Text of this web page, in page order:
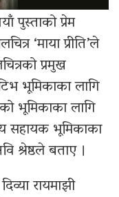
पुस्ताको प्रेम
‘माया प्रीति’ले
प्रमुख
भूमिकाका लागि
भूमिकाका लागि
सहायक भूमिकाका
श्रेष्ठले बताए ।
रायमाझी